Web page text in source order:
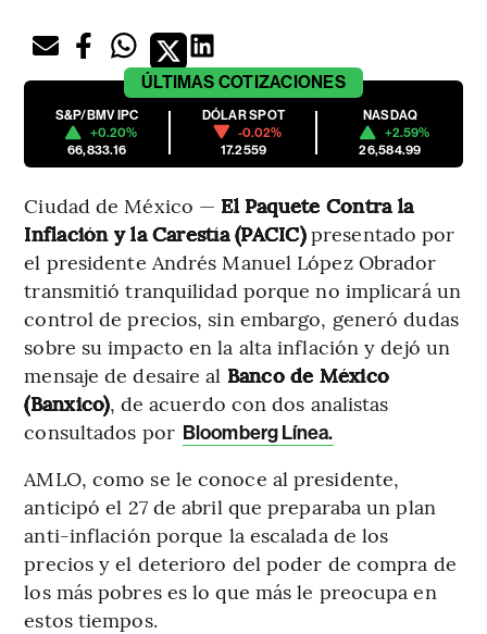
ÚLTIMAS COTIZACIONES
S&P/BMV IPC
+0.20%
66,833.16
DÓLAR SPOT
-0.02%
17.2559
NASDAQ
+2.59%
26,584.99
Ciudad de México — El Paquete Contra la
Inflación y la Carestía (PACIC)presentado por
el presidente Andrés Manuel López Obrador
transmitió tranquilidad porque no implicará un
control de precios, sin embargo, generó dudas
sobre su impacto en la alta inflación y dejó un
mensaje de desaire al Banco de México
(Banxico), de acuerdo con dos analistas
consultados por Bloomberg Línea.
AMLO, como se le conoce al presidente,
anticipó el 27 de abril que preparaba un plan
anti-inflación porque la escalada de los
precios y el deterioro del poder de compra de
los más pobres es lo que más le preocupa en
estos tiempos.